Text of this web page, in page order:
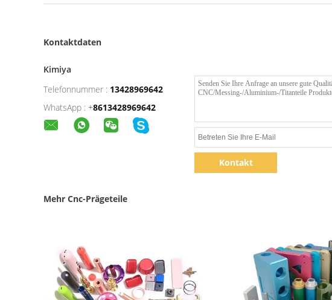
Kontaktdaten
Kimiya
Telefonnummer : 13428969642
WhatsApp : +8613428969642
Kontakt
Mehr Cnc-Prägeteile